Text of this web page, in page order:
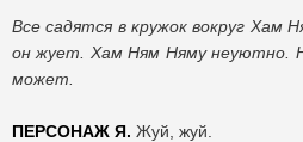
Все садятся в кружок вокруг Хам
он жует. Хам Ням Няму неуютно.
может.
ПЕРСОНАЖ Я. Жуй, жуй.